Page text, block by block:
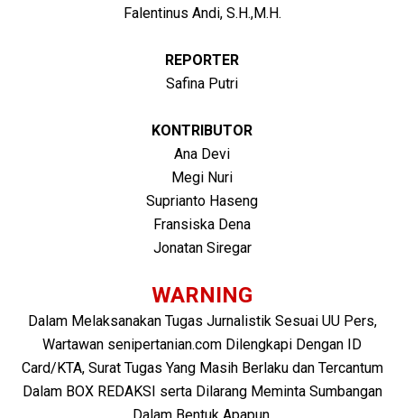
Falentinus Andi, S.H.,M.H.
REPORTER
Safina Putri
KONTRIBUTOR
Ana Devi
Megi Nuri
Suprianto Haseng
Fransiska Dena
Jonatan Siregar
WARNING
Dalam Melaksanakan Tugas Jurnalistik Sesuai UU Pers,
Wartawan senipertanian.com Dilengkapi Dengan ID
Card/KTA, Surat Tugas Yang Masih Berlaku dan Tercantum
Dalam BOX REDAKSI serta Dilarang Meminta Sumbangan